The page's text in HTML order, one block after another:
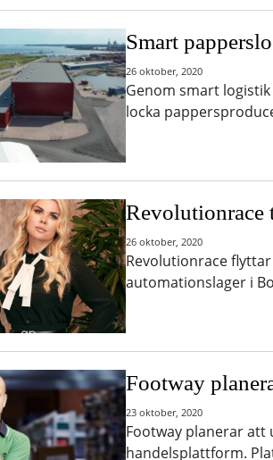
Smart
26 oktober, 2020
Genom smart
locka
Revolutionrace
26 oktober, 2020
Revolutionrace
automationslager i
Footway
23 oktober, 2020
Footway planerar att
handelsplattform.